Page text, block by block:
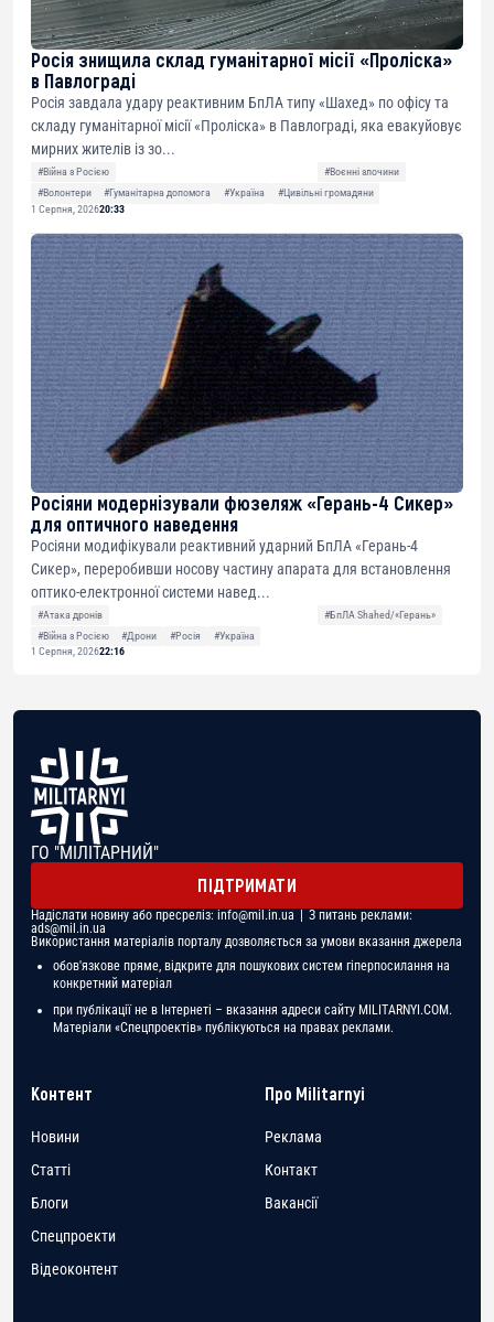
Росія знищила склад гуманітарної місії «Проліска»
в Павлограді
Росія завдала удару реактивним БпЛА типу «Шахед» по офісу та
складу гуманітарної місії «Проліска» в Павлограді, яка евакуйовує
мирних жителів із зо...
#Війна з Росією
#Воєнні злочини
#Волонтери
#Гуманітарна допомога #Україна
#Цивільні громадяни
1 Серпня, 202620:33
Росіяни модернізували фюзеляж «Герань-4 Сикер»
для оптичного наведення
Росіяни модифікували реактивний ударний БпЛА «Герань-4
Сикер», переробивши носову частину апарата для встановлення
оптико-електронної системи навед...
#Атака дронів
#БпЛА Shahed/«Герань»
#Війна з Росією
#Дрони #Росія
#Україна
1 Серпня, 202622:16
ГО "МІЛІТАРНИЙ"
ПІДТРИМАТИ
Надіслати новину або пресреліз: info@mil.in.ua | З питань реклами:
ads@mil.in.ua
Використання матеріалів порталу дозволяється за умови вказання джерела
обов'язкове пряме, відкрите для пошукових систем гіперпосилання на
конкретний матеріал
при публікації не в Інтернеті – вказання адреси сайту MILITARNYI.COM.
Матеріали «Спецпроектів» публікуються на правах реклами.
Контент
Новини
Статті
Блоги
Спецпроекти
Відеоконтент
Про Militarnyi
Реклама
Контакт
Вакансії